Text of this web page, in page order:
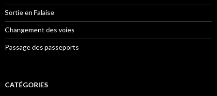
Sortie en Falaise
Changement des voies
Passage des passeports
CATÉGORIES